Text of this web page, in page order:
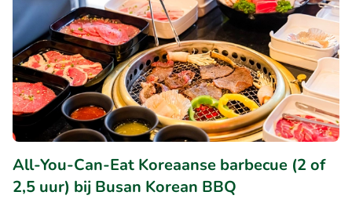
All-You-Can-Eat Koreaanse barbecue (2 of
2,5 uur) bij Busan Korean BBQ